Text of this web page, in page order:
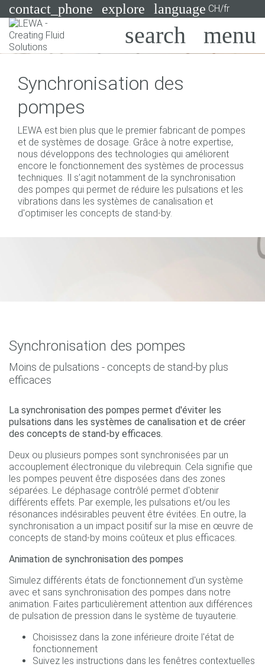
contact_phone explore language CH/fr
Systèmes
Secteurs
Applications
Services
Consulting
Technologies
Synchronisation des
pompes
LEWA est bien plus que le premier fabricant de pompes
et de systèmes de dosage. Grâce à notre expertise,
nous développons des technologies qui améliorent
encore le fonctionnement des systèmes de processus
techniques. Il s’agit notamment de la synchronisation
des pompes qui permet de réduire les pulsations et les
vibrations dans les systèmes de canalisation et
d'optimiser les concepts de stand-by.
Synchronisation des pompes
Moins de pulsations - concepts de stand-by plus
efficaces
La synchronisation des pompes permet d'éviter les
pulsations dans les systèmes de canalisation et de créer
des concepts de stand-by efficaces.
Deux ou plusieurs pompes sont synchronisées par un
accouplement électronique du vilebrequin. Cela signifie que
les pompes peuvent être disposées dans des zones
séparées. Le déphasage contrôlé permet d'obtenir
différents effets. Par exemple, les pulsations et/ou les
résonances indésirables peuvent être évitées. En outre, la
synchronisation a un impact positif sur la mise en œuvre de
concepts de stand-by moins coûteux et plus efficaces.
Animation de synchronisation des pompes
Simulez différents états de fonctionnement d'un système
avec et sans synchronisation des pompes dans notre
animation. Faites particulièrement attention aux différences
de pulsation de pression dans le système de tuyauterie.
Choisissez dans la zone inférieure droite l'état de
fonctionnement
Suivez les instructions dans les fenêtres contextuelles